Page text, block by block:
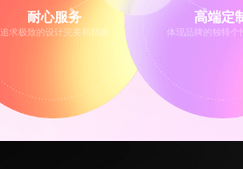
耐心服务
追求极致的设计完美和精致
高端定
体现品牌的独特个